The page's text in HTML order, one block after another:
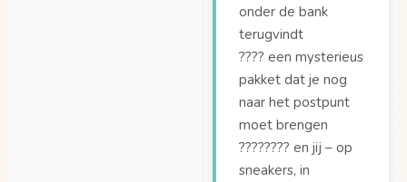
onder de bank
terugvindt
???? een mysterieus
pakket dat je nog
naar het postpunt
moet brengen
????‍???? en jij – op
sneakers, in